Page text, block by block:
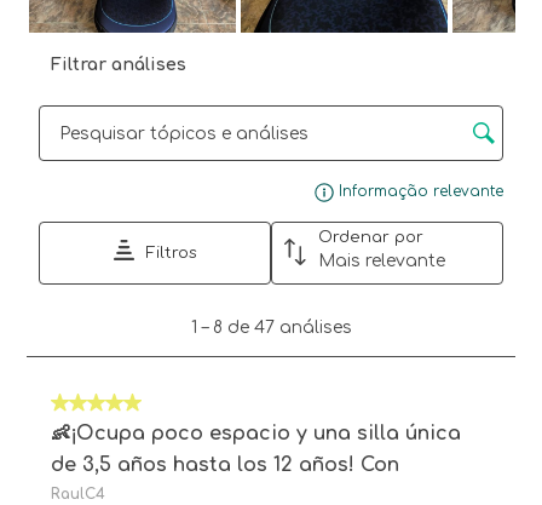
Filtrar análises
Informação relevante
Filtros
Ordenar por
Mais relevante
8
análises.
1 – 8 de 47 análises
5 em 5 estrelas.
👶¡Ocupa poco espacio y una silla única
de 3,5 años hasta los 12 años! Con
RaulC4